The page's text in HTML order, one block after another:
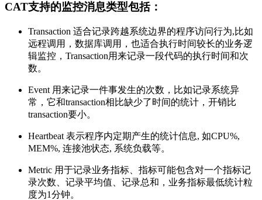
CAT支持的监控消息类型包括：
Transaction 适合记录跨越系统边界的程序访问行为,比如
远程调用，数据库调用，也适合执行时间较长的业务逻
辑监控，Transaction用来记录一段代码的执行时间和次
数。
Event 用来记录一件事发生的次数，比如记录系统异
常，它和transaction相比缺少了时间的统计，开销比
transaction要小。
Heartbeat 表示程序内定期产生的统计信息, 如CPU%,
MEM%, 连接池状态, 系统负载等。
Metric 用于记录业务指标、指标可能包含对一个指标记
录次数、记录平均值、记录总和，业务指标最低统计粒
度为1分钟。